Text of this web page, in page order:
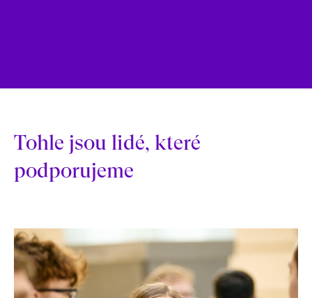
Tohle jsou lidé, které
podporujeme